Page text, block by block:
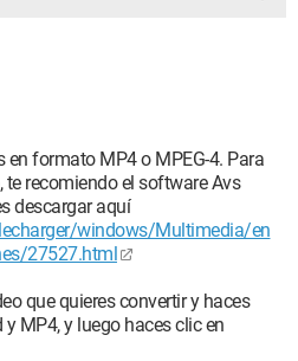
en formato MP4 o MPEG-4. Para
recomiendo el software Avs
descargar aquí
windows/Multimedia/en
27527.html
que quieres convertir y haces
MP4, y luego haces clic en